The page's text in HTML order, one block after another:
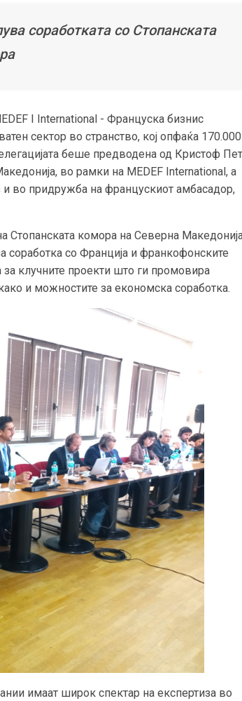
соработката со Стопанската
I International - Француска бизнис
сектор во странство, кој опфаќа 170.000
беше предводена од Кристоф
во рамки на MEDEF International, а
во придружба на францускиот амбасадор,
Стопанската комора на Северна
соработка со Франција и франкофонските
клучните проекти што ги промовира
и можностите за економска соработка.
имаат широк спектар на експертиза во